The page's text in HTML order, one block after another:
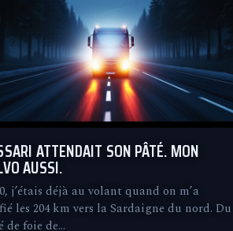
ATTENDAIT SON PÂTÉ. MON
AUSSI.
j’étais déjà au volant quand on m’a
les 204 km vers la Sardaigne du nord. Du
de foie de…